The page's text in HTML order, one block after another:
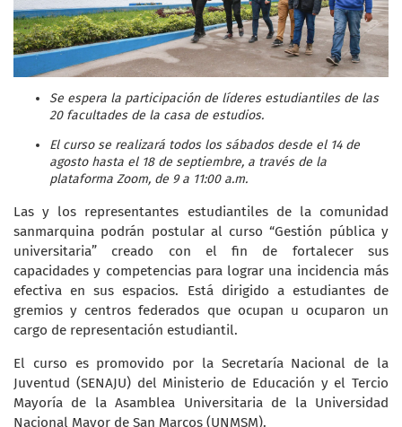
Se espera la participación de líderes estudiantiles de las
20 facultades de la casa de estudios.
El curso se realizará todos los sábados desde el 14 de
agosto hasta el 18 de septiembre, a través de la
plataforma Zoom, de 9 a 11:00 a.m.
Las y los representantes estudiantiles de la comunidad
sanmarquina podrán postular al curso “Gestión pública y
universitaria” creado con el fin de fortalecer sus
capacidades y competencias para lograr una incidencia más
efectiva en sus espacios. Está dirigido a estudiantes de
gremios y centros federados que ocupan u ocuparon un
cargo de representación estudiantil.
El curso es promovido por la Secretaría Nacional de la
Juventud (SENAJU) del Ministerio de Educación y el Tercio
Mayoría de la Asamblea Universitaria de la Universidad
Nacional Mayor de San Marcos (UNMSM).